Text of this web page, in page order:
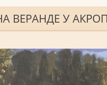
ВЕРАНДЕ У